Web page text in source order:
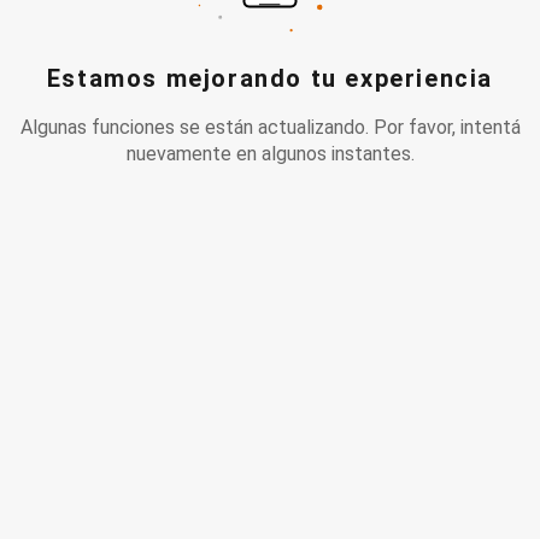
Estamos mejorando tu experiencia
Algunas funciones se están actualizando. Por favor, intentá
nuevamente en algunos instantes.